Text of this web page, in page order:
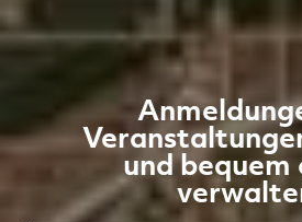
und bequem